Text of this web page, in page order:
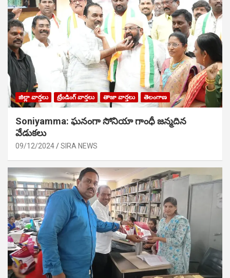
జిల్లా వార్తలు ట్రేండింగ్ వార్తలు తాజా వార్తలు తెలంగాణ
Soniyamma: ఘ‌నంగా సోనియా గాంధీ జ‌న్మ‌దిన
వేడుక‌లు
09/12/2024 SIRA NEWS